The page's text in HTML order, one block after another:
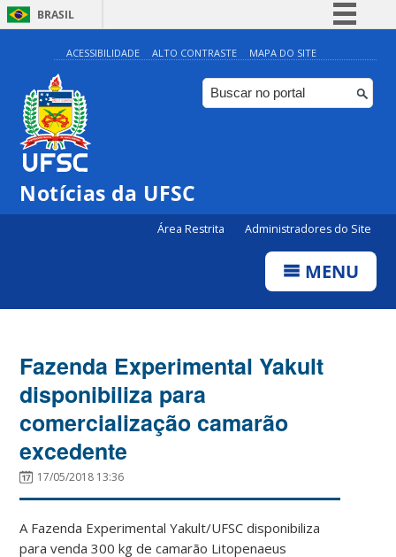
BRASIL
Simplifique!
Comunica BR
Participe
ACESSIBILIDADE ALTO CONTRASTE MAPA DO SITE
Notícias da UFSC
Área Restrita Administradores do Site
MENU
Fazenda Experimental Yakult
disponibiliza para
comercialização camarão
excedente
17/05/2018 13:36
A Fazenda Experimental Yakult/UFSC disponibiliza
para venda 300 kg de camarão Litopenaeus